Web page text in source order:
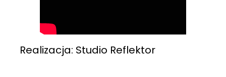
Realizacja: Studio Reflektor